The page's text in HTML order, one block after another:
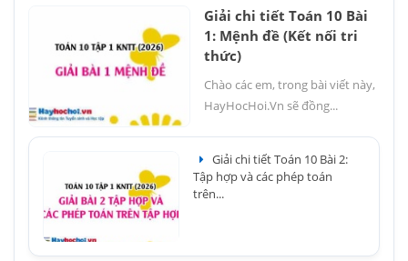
Giải chi tiết Toán 10 Bài
1: Mệnh đề (Kết nối tri
thức)
Chào các em, trong bài viết này,
HayHocHoi.Vn sẽ đồng...
Giải chi tiết Toán 10 Bài 2:
Tập hợp và các phép toán
trên...